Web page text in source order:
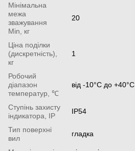
Мінімальна
межа
зважування
Min, кг
20
Ціна поділки
(дискретність),
кг
1
Робочий
діапазон
температур, ℃
від -10°С до +40°С
Ступінь захисту
індикатора, IP
IP54
Тип поверхні
вил
гладка